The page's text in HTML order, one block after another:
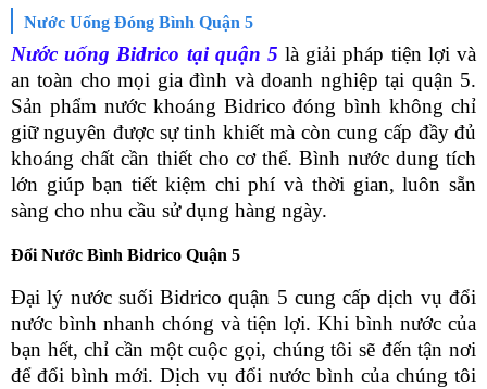
Nước Uống Đóng Bình Quận 5
Nước uống Bidrico tại quận 5 là giải pháp tiện lợi và
an toàn cho mọi gia đình và doanh nghiệp tại quận 5.
Sản phẩm nước khoáng Bidrico đóng bình không chỉ
giữ nguyên được sự tinh khiết mà còn cung cấp đầy đủ
khoáng chất cần thiết cho cơ thể. Bình nước dung tích
lớn giúp bạn tiết kiệm chi phí và thời gian, luôn sẵn
sàng cho nhu cầu sử dụng hàng ngày.
Đổi Nước Bình Bidrico Quận 5
Đại lý nước suối Bidrico quận 5 cung cấp dịch vụ đổi
nước bình nhanh chóng và tiện lợi. Khi bình nước của
bạn hết, chỉ cần một cuộc gọi, chúng tôi sẽ đến tận nơi
để đổi bình mới. Dịch vụ đổi nước bình của chúng tôi